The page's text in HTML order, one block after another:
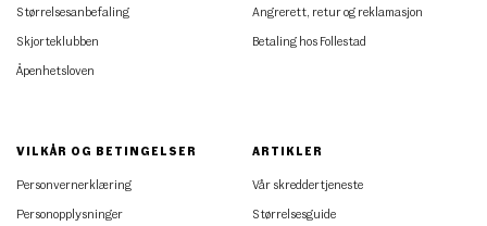
Størrelsesanbefaling
Skjorteklubben
Åpenhetsloven
Angrerett, retur og reklamasjon
Betaling hos Follestad
VILKÅR OG BETINGELSER
Personvernerklæring
Personopplysninger
ARTIKLER
Vår skreddertjeneste
Størrelsesguide